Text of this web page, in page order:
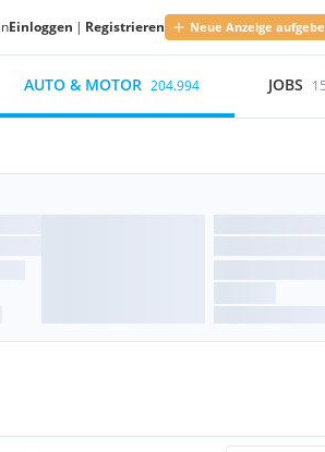
Einloggen | Registrieren Neue Anzeige
AUTO & MOTOR 204.994 JOBS